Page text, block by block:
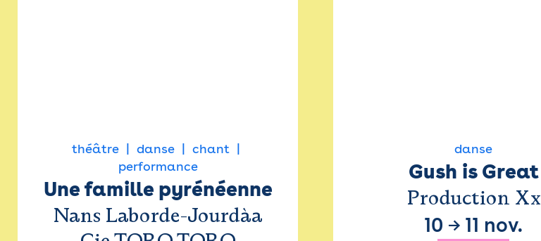
théâtre danse
chant
performance
Une famille pyrénéenne
Nans Laborde-Jourdàa
danse
Gush is Great
Production Xx
10 → 11 nov.